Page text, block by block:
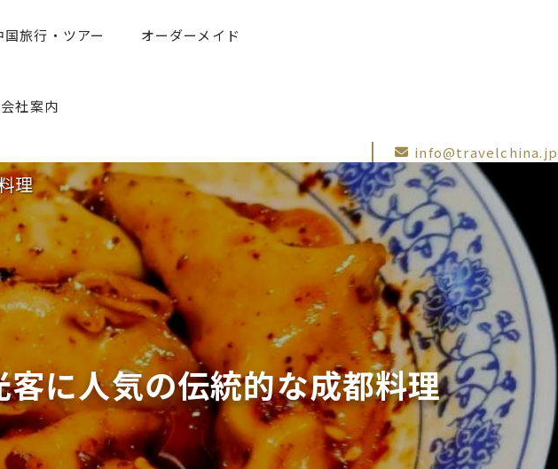
国旅行・ツアー オーダーメイド
会社案内
info@travelchina.jp
理
に人気の伝統的な成都料理